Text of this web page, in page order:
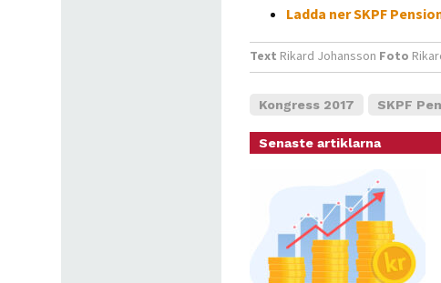
Ladda ner SKPF
Text Rikard Johansson Foto
Kongress 2017 SKPF
Senaste artiklarna